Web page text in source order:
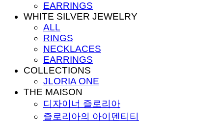
EARRINGS
WHITE SILVER JEWELRY
ALL
RINGS
NECKLACES
EARRINGS
COLLECTIONS
JLORIA ONE
THE MAISON
디자이너 즐로리아
즐로리아의 아이덴티티